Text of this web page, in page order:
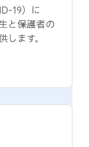
19）に​
と​保護者の​
ます。